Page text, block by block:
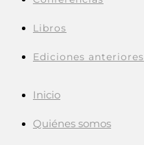
Libros
Ediciones anteriores
Inicio
Quiénes somos